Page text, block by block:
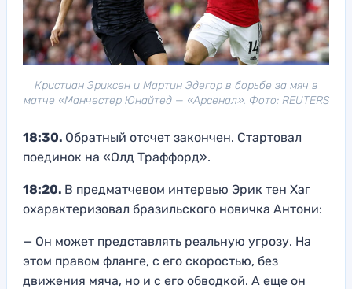
Кристиан Эриксен и Мартин Эдегор в борьбе за мяч в
матче «Манчестер Юнайтед — «Арсенал». Фото: REUTERS
18:30. Обратный отсчет закончен. Стартовал
поединок на «Олд Траффорд».
18:20. В предматчевом интервью Эрик тен Хаг
охарактеризовал бразильского новичка Антони:
— Он может представлять реальную угрозу. На
этом правом фланге, с его скоростью, без
движения мяча, но и с его обводкой. А еще он